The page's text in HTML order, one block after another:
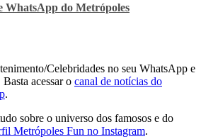
WhatsApp do Metrópoles
Celebridades no seu WhatsApp e
acessar o canal de notícias do
.
sobre o universo dos famosos e do
Metrópoles Fun no Instagram.